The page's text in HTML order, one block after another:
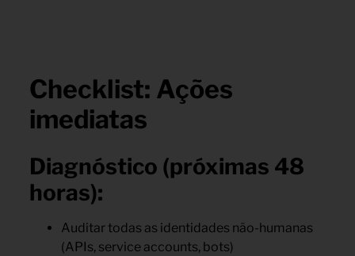
Checklist: Ações
imediatas
Diagnóstico (próximas 48
horas):
Auditar todas as identidades não-humanas
(APIs, service accounts, bots)